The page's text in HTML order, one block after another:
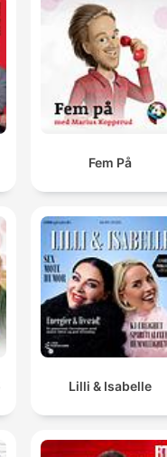
mais tempo à
descobrir que na
custar menos
viagem de saúde
disponível sempre
da minha bio.
de uma aplicação
Fem På
Lilli & Isabelle